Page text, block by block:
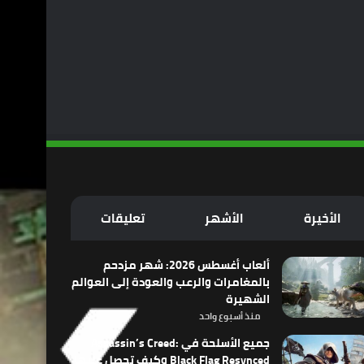
الأخيرة الأشهر تعليقات
ألعاب أغسطس 2026: شهر مزدحم
بالمغامرات والرعب والعودة إلى العوالم
الشهيرة
منذ أسبوع واحد
جميع الأسلحة في Assassin’s Creed: